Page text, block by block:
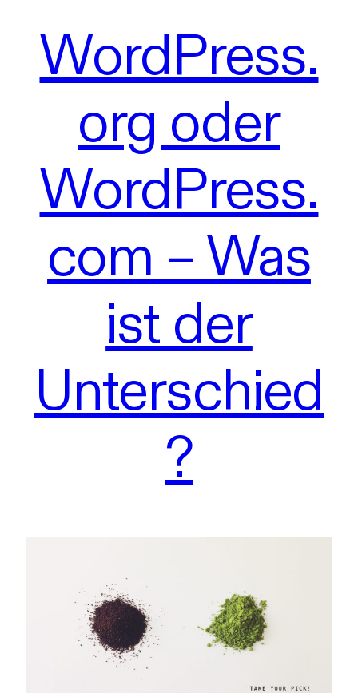
WordPress.
org oder
WordPress.
com – Was
ist der
Unterschied
?